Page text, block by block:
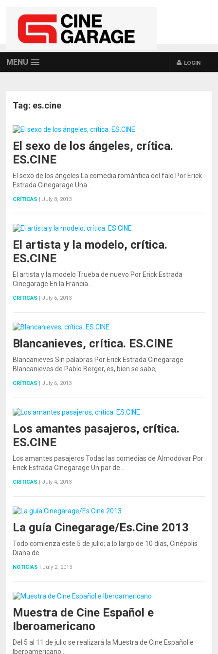
MENU LOGIN
Tag: es.cine
El sexo de los ángeles, crítica.
ES.CINE
El sexo de los ángeles La comedia romántica del falo Por Erick
Estrada Cinegarage Una…
CRÍTICAS | July 8, 2013
El artista y la modelo, crítica.
ES.CINE
El artista y la modelo Trueba de nuevo Por Erick Estrada
Cinegarage En la Francia…
CRÍTICAS | July 6, 2013
Blancanieves, crítica. ES.CINE
Blancanieves Sin palabras Por Erick Estrada Cinegarage
Blancanieves de Pablo Berger, es, bien se sabe,…
CRÍTICAS | July 6, 2013
Los amantes pasajeros, crítica.
ES.CINE
Los amantes pasajeros Todas las comedias de Almodóvar Por
Erick Estrada Cinegarage Un par de…
CRÍTICAS | July 4, 2013
La guía Cinegarage/Es.Cine 2013
Todo comienza este 5 de julio; a lo largo de 10 días, Cinépolis
Diana de…
NOTICIAS | July 2, 2013
Muestra de Cine Español e
Iberoamericano
Del 5 al 11 de julio se realizará la Muestra de Cine Español e
Iberoamericano…